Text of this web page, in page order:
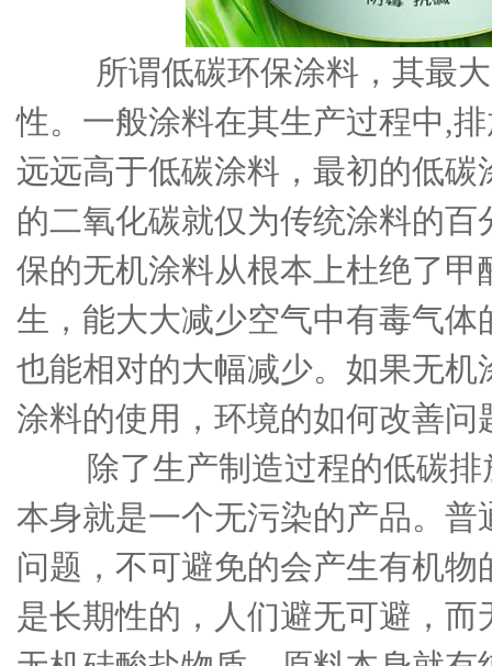
所谓低碳环保涂料，其最大
性。一般涂料在其生产过程中,
远远高于低碳涂料，最初的低
的二氧化碳就仅为传统涂料的
保的无机涂料从根本上杜绝了甲
生，能大大减少空气中有毒气
也能相对的大幅减少。如果无
涂料的使用，环境的如何改善
除了生产制造过程的低碳排
本身就是一个无污染的产品。
问题，不可避免的会产生有机
是长期性的，人们避无可避，